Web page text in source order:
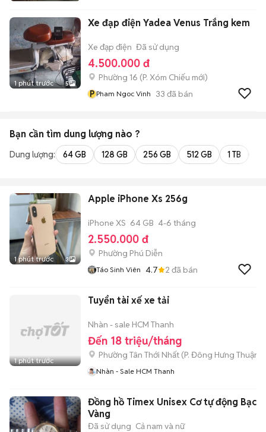
1 phút trước 5
Xe đạp điện Yadea Venus Trắng kem
Xe đạp điện Đã sử dụng
4.500.000 đ
Phường 16 (P. Xóm Chiếu mới)
P Pham Ngoc Vinh 33 đã bán
Bạn cần tìm dung lượng nào ?
Dung lượng: 64 GB 128 GB 256 GB 512 GB 1 TB
1 phút trước 3
Apple iPhone Xs 256g
iPhone XS 64 GB 4-6 tháng
2.550.000 đ
Phường Phú Diễn
Táo Sinh Viên 4.7 2 đã bán
1 phút trước
Tuyển tài xế xe tải
Nhàn - sale HCM Thanh
Đến 18 triệu/tháng
Phường Tân Thới Nhất (P. Đông Hưng Thuận
Nhàn - Sale HCM Thanh
Đồng hồ Timex Unisex Cơ tự động Bạc
Vàng
Đã sử dụng Cả nam và nữ